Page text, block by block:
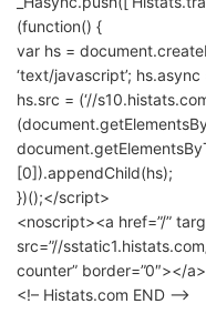
(function() {
var hs =
‘text/javascript’; hs.async
hs.src = (‘//
[0]).appendChild(hs);
})();</script>
<noscript><a href=”/”
src=”//
counter” border=”0″></
<!– Histats.com END –>